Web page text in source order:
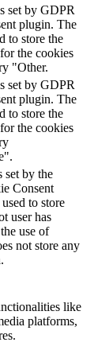
set by GDPR
plugin. The
to store the
the cookies
"Other.
set by GDPR
plugin. The
to store the
the cookies
set by the
Consent
to store
user has
use of
not store any
like
platforms,